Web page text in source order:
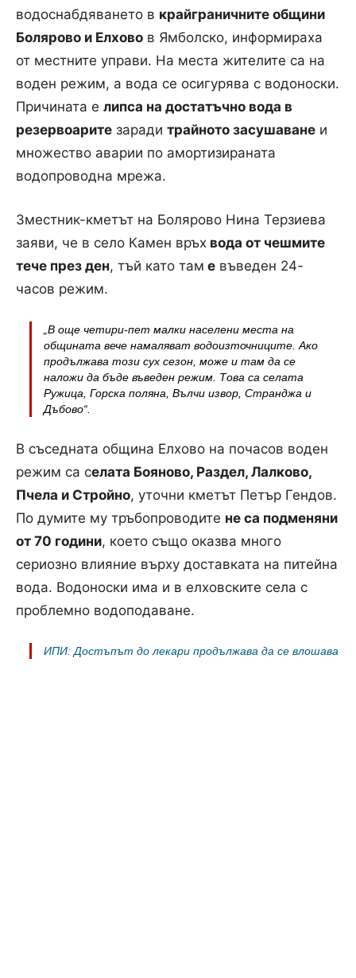
водоснабдяването в крайграничните общини
Болярово и Елхово в Ямболско, информираха
от местните управи. На места жителите са на
воден режим, а вода се осигурява с водоноски.
Причината е липса на достатъчно вода в
резервоарите заради трайното засушаване и
множество аварии по амортизираната
водопроводна мрежа.
Зместник-кметът на Болярово Нина Терзиева
заяви, че в село Камен връх вода от чешмите
тече през ден, тъй като там е въведен 24-
часов режим.
„В още четири-пет малки населени места на
общината вече намаляват водоизточниците. Ако
продължава този сух сезон, може и там да се
наложи да бъде въведен режим. Това са селата
Ружица, Горска поляна, Вълчи извор, Странджа и
Дъбово“.
В съседната община Елхово на почасов воден
режим са селата Бояново, Раздел, Лалково,
Пчела и Стройно, уточни кметът Петър Гендов.
По думите му тръбопроводите не са подменяни
от 70 години, което също оказва много
сериозно влияние върху доставката на питейна
вода. Водоноски има и в елховските села с
проблемно водоподаване.
ИПИ: Достъпът до лекари продължава да се влошава